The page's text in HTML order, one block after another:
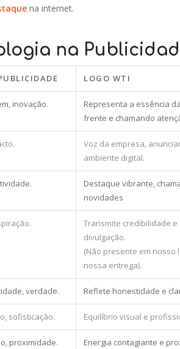
na internet.
na
LOGO WTI
inovação.
Representa a essência
frente e chamando
Voz da empresa,
ambiente digital.
Destaque vibrante,
novidades
Transmite credibilidade e
divulgação.
(Não presente em nosso
nossa entrega).
verdade. Reflete honestidade e
sofisticação. Equilíbrio visual e
proximidade.
Energia contagiante e